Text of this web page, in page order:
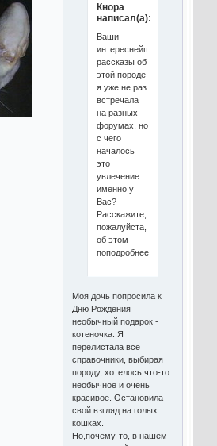
Кнора
написал(а):
Ваши
интереснейшие
рассказы об
этой породе
я уже не раз
встречала
на разных
форумах, но
с чего
началось
это
увлечение
именно у
Вас?
Расскажите,
пожалуйста,
об этом
поподробнее.
Моя дочь попросила к
Дню Рождения
необычный подарок -
котеночка. Я
перелистала все
справочники, выбирая
породу, хотелось что-то
необычное и очень
красивое. Остановила
свой взгляд на голых
кошках.
Но,почему-то, в нашем